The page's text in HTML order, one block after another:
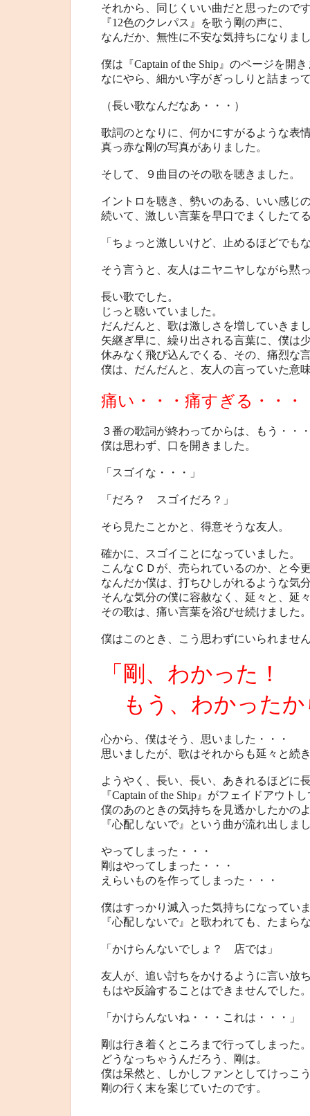
それから、同じくいい曲だと思ったので
『12色のクレパス』を歌う剛の声に、
なんだか、無性に不安な気持ちになりま
僕は『Captain of the Ship』のページを開
なにやら、細かい字がぎっしりと詰まっ
（長い歌なんだなあ・・・）
歌詞のとなりに、何かにすがるような表
真っ赤な剛の写真がありました。
そして、９曲目のその歌を聴きました。
イントロを聴き、勢いのある、いい感じ
続いて、激しい言葉を早口でまくしたて
「ちょっと激しいけど、止めるほどでも
そう言うと、友人はニヤニヤしながら黙
長い歌でした。
じっと聴いていました。
だんだんと、歌は激しさを増していきま
矢継ぎ早に、繰り出される言葉に、僕は
休みなく飛び込んでくる、その、痛烈な
僕は、だんだんと、友人の言っていた意
痛い・・・痛すぎる・・・
３番の歌詞が終わってからは、もう・・
僕は思わず、口を開きました。
「スゴイな・・・」
「だろ？ スゴイだろ？」
そら見たことかと、得意そうな友人。
確かに、スゴイことになっていました。
こんなＣＤが、売られているのか、と今
なんだか僕は、打ちひしがれるような気
そんな気分の僕に容赦なく、延々と、延
その歌は、痛い言葉を浴びせ続けました
僕はこのとき、こう思わずにいられませ
「剛、わかった！
もう、わかったか
心から、僕はそう、思いました・・・
思いましたが、歌はそれからも延々と続
ようやく、長い、長い、あきれるほどに
『Captain of the Ship』がフェイドアウト
僕のあのときの気持ちを見透かしたかの
『心配しないで』という曲が流れ出しま
やってしまった・・・
剛はやってしまった・・・
えらいものを作ってしまった・・・
僕はすっかり滅入った気持ちになってい
『心配しないで』と歌われても、たまら
「かけらんないでしょ？ 店では」
友人が、追い討ちをかけるように言い放
もはや反論することはできませんでした
「かけらんないね・・・これは・・・」
剛は行き着くところまで行ってしまった
どうなっちゃうんだろう、剛は。
僕は呆然と、しかしファンとしてけっこ
剛の行く末を案じていたのです。